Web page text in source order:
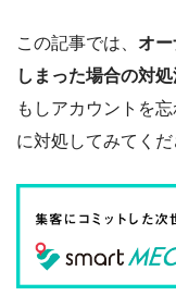
この記事では、 オ
しまった場合の対
もしアカウントを
に対処してみてくだ